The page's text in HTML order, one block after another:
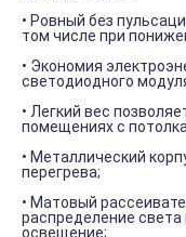
• Ровный без
том числе при
• Экономия
светодиодного
• Легкий вес
помещениях с
• Металлический
перегрева;
• Матовый
распределение
освещение;